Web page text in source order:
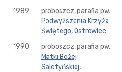
1989
proboszcz, parafia pw.
Podwyższenia Krzyża
Świętego, Ostrowiec
1990
proboszcz, parafia pw.
Matki Bożej
Saletyńskiej,